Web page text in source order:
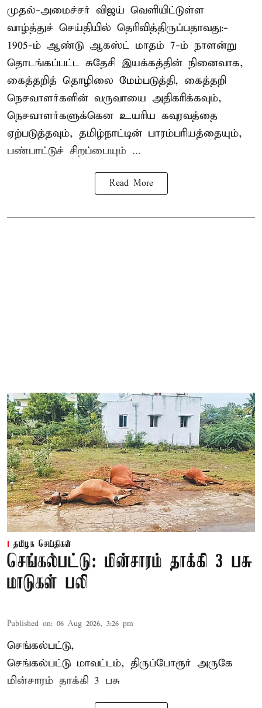
முதல்-அமைச்சர் விஜய் வெளியிட்டுள்ள
வாழ்த்துச் செய்தியில் தெரிவித்திருப்பதாவது:-
1905-ம் ஆண்டு ஆகஸ்ட் மாதம் 7-ம் நாளன்று
தொடங்கப்பட்ட சுதேசி இயக்கத்தின் நினைவாக,
கைத்தறித் தொழிலை மேம்படுத்தி, கைத்தறி
நெசவாளர்களின் வருவாயை அதிகரிக்கவும்,
நெசவாளர்களுக்கென உயரிய கவுரவத்தை
ஏற்படுத்தவும், தமிழ்நாட்டின் பாரம்பரியத்தையும்,
பண்பாட்டுச் சிறப்பையும் ...
Read More
தமிழக செய்திகள்
செங்கல்பட்டு: மின்சாரம் தாக்கி 3 பசு
மாடுகள் பலி
Published on: 06 Aug 2026, 3:26 pm
செங்கல்பட்டு,
செங்கல்பட்டு மாவட்டம், திருப்போரூர் அருகே
மின்சாரம் தாக்கி 3 பசு